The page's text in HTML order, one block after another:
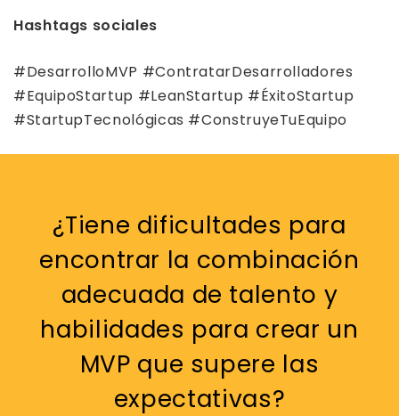
Hashtags sociales
#DesarrolloMVP #ContratarDesarrolladores
#EquipoStartup #LeanStartup #ÉxitoStartup
#StartupTecnológicas #ConstruyeTuEquipo
¿Tiene dificultades para
encontrar la combinación
adecuada de talento y
habilidades para crear un
MVP que supere las
expectativas?